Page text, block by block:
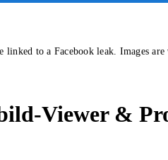
to a Facebook leak. Images
Viewer &